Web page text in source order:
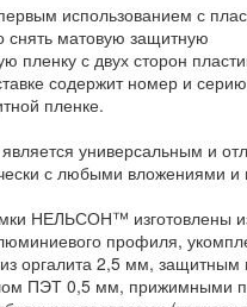
использованием с
снять матовую защитную
пленку с двух сторон
содержит номер и
пленке.
универсальным и
с любыми вложениями и
НЕЛЬСОН™ изготовлены
профиля,
оргалита 2,5 мм, защитным
ПЭТ 0,5 мм, прижимными